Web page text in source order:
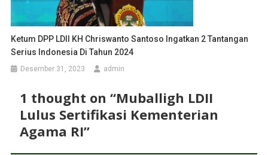
Ketum DPP LDII KH Chriswanto Santoso Ingatkan 2 Tantangan
Serius Indonesia Di Tahun 2024
Desember 31, 2023 admin
1 thought on “Muballigh LDII
Lulus Sertifikasi Kementerian
Agama RI”